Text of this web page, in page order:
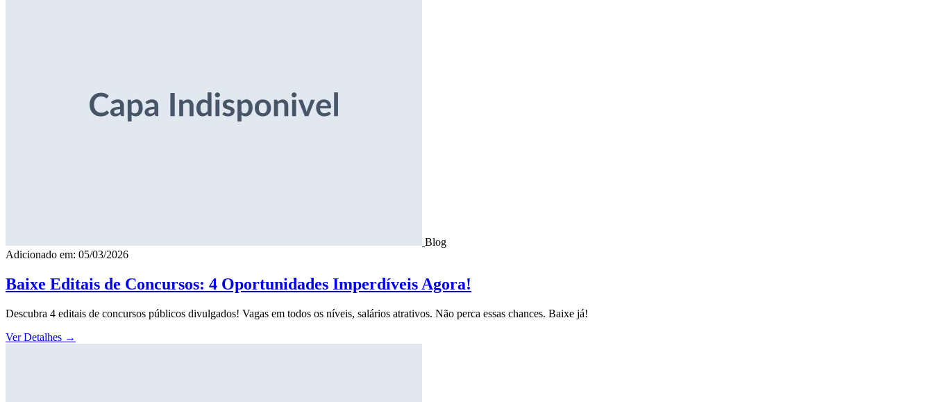
Blog
Adicionado em: 05/03/2026
Baixe Editais de Concursos: 4 Oportunidades Imperdíveis Agora!
Descubra 4 editais de concursos públicos divulgados! Vagas em todos os níveis, salários atrativos. Não perca essas chances. Baixe já!
Ver Detalhes →